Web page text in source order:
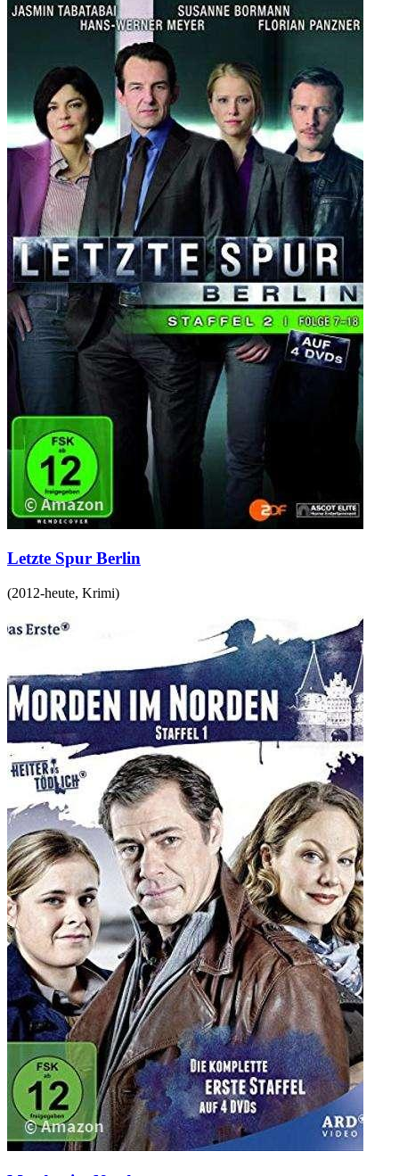
Letzte Spur Berlin
(2012-heute, Krimi)